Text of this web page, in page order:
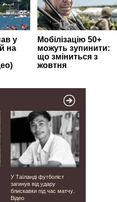
У Таїланді футболіст
загинув від удару
блискавки під час матчу.
Відео